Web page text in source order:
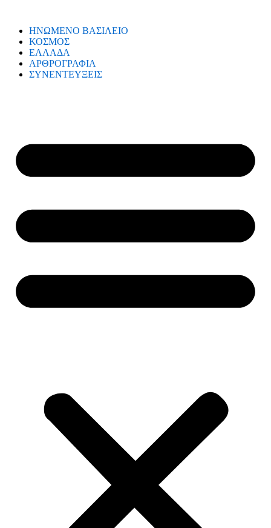
ΗΝΩΜΕΝΟ ΒΑΣΙΛΕΙΟ
ΚΟΣΜΟΣ
ΕΛΛΑΔΑ
ΑΡΘΡΟΓΡΑΦΙΑ
ΣΥΝΕΝΤΕΥΞΕΙΣ